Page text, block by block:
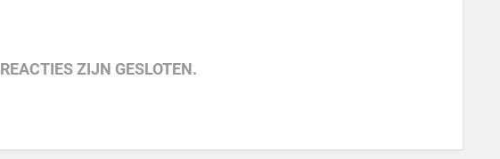
REACTIES ZIJN GESLOTEN.